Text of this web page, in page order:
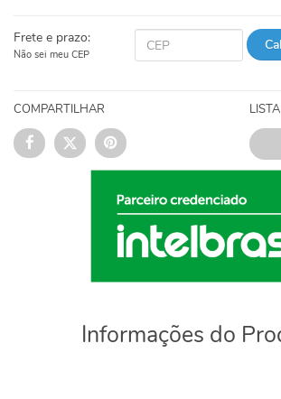
Frete e prazo:
Não sei meu CEP
COMPARTILHAR
Informações do